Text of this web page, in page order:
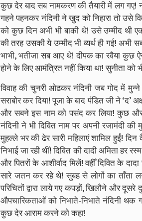
कुछ देर बाद सब नामकरण की तैयारी में लग गए!
गहने पहनकर नंदिनी ने खुद को निहारा तो उसे
को कुछ दिन अभी भी बाकी थे! उसे उम्मीद थी
की तरह उसकी ये उम्मीद भी व्यर्थ ही गई! अभी
भाभी, भतीजा सब आए थे! दीपक का रवैया कुछ
होने के लिए आमंत्रित नहीं किया था! सुनीता को
विवाह की चुनरी ओढकर नंदिनी जब गोद में
सराबोर कर दिया! पूजा के बाद पंडित जी ने ‘द’
और सबने इस नाम को पसंद कर लिया! कुछ
नंदिनी ने भी दिवित नाम पर अपनी रजामंदी
मुहल्ले भर की ढेर सारी महिलाएं शामिल हुईं!
निभाई जा रही थीं! दिवित की दादी अमिता हर
और पितरों के आशीर्वाद मिलें! वहीँ दिवित के
सारे जतन कर रहे थे! सुबह से लोगों का ताँता
परिचितों द्वारा लाये गए कपड़ों, खिलौने और
औपचारिकताओं को निभाते-निभाते नंदिनी थक
कुछ देर आराम करने को कहा!